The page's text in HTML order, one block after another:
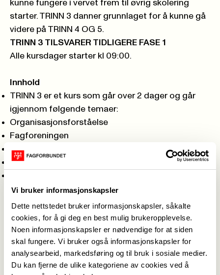
Vi bruker informasjonskapsler
Dette nettstedet bruker informasjonskapsler, såkalte
cookies, for å gi deg en best mulig brukeropplevelse.
Noen informasjonskapsler er nødvendige for at siden
skal fungere. Vi bruker også informasjonskapsler for
analysearbeid, markedsføring og til bruk i sosiale medier.
Du kan fjerne de ulike kategoriene av cookies ved å
kunne fungere i vervet frem til øvrig skolering
starter. TRINN 3 danner grunnlaget for å kunne gå
videre på TRINN 4 OG 5.
TRINN 3 TILSVARER TIDLIGERE FASE 1
Alle kursdager starter kl 09:00.
Innhold
TRINN 3 er et kurs som går over 2 dager og går
igjennom følgende temaer:
Organisasjonsforståelse
Fagforeningen
Tillitsvalgtes rolle og funksjon
Hvorfor være fagorganisert
Kurset vil bli holdt ved
Fagforbundet Pleie og Omsorg
Jens Bjelkes 12
0562 Oslo
PÅMELDING INNEN 26.08.2026Bekreftelse og